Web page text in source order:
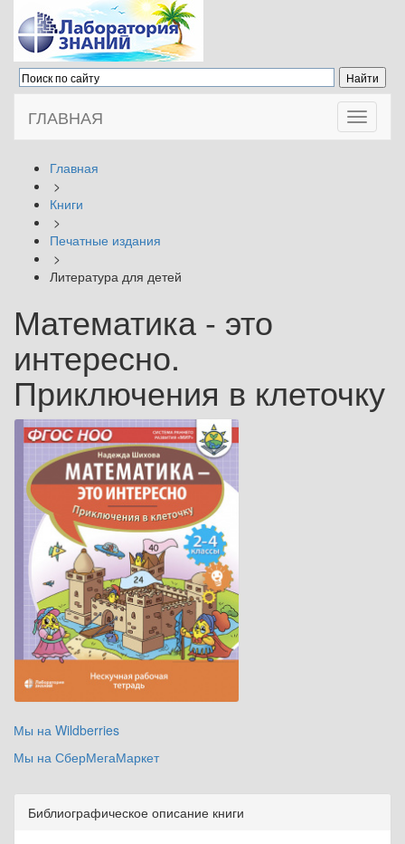
Toggle
ГЛАВНАЯ
Главная
>
Книги
>
Печатные издания
>
Литература для детей
Математика - это
интересно.
Приключения в клеточку
Мы на Wildberries
Мы на СберМегаМаркет
Библиографическое описание книги